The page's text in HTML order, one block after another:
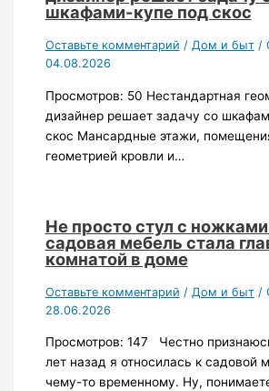
шкафами-купе под скос
Оставьте комментарий / Дом и быт/
04.08.2026
Просмотров: 50 Нестандартная
дизайнер решает задачу со
скос Мансардные этажи,
геометрией кровли и…
Не просто стул с
садовая мебель стала
комнатой в доме
Оставьте комментарий / Дом и быт/
28.06.2026
Просмотров: 147 Честно
лет назад я относилась к садовой
чему-то временному. Ну,